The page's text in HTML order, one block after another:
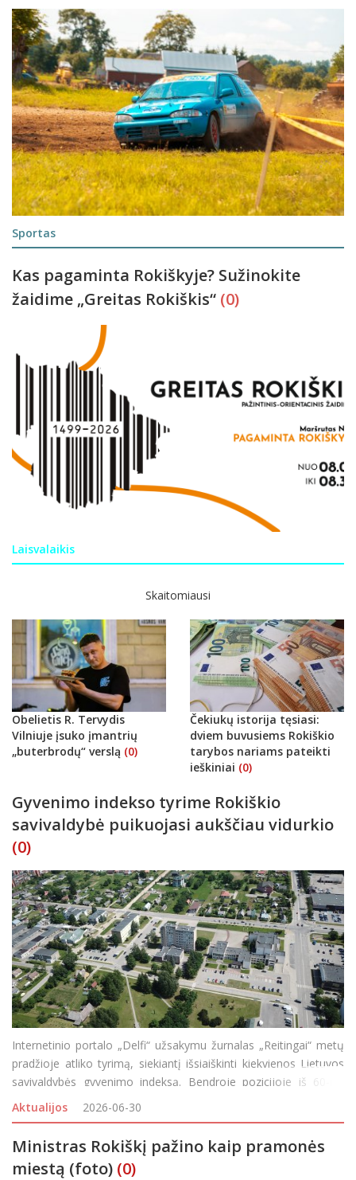
Sportas
Kas pagaminta Rokiškyje? Sužinokite
žaidime „Greitas Rokiškis“ (0)
Laisvalaikis
Skaitomiausi
Obelietis R. Tervydis
Vilniuje įsuko įmantrių
„buterbrodų“ verslą (0)
Čekiukų istorija tęsiasi:
dviem buvusiems Rokiškio
tarybos nariams pateikti
ieškiniai (0)
Gyvenimo indekso tyrime Rokiškio
savivaldybė puikuojasi aukščiau vidurkio
(0)
Internetinio portalo „Delfi“ užsakymu žurnalas „Reitingai“ metų
pradžioje atliko tyrimą, siekiantį išsiaiškinti kiekvienos Lietuvos
savivaldybės gyvenimo indeksą. Bendroje pozicijoje iš 60-ies
šalies savivaldybių Rokiškio pavadinimas puikuoj
Aktualijos 2026-06-30
Ministras Rokiškį pažino kaip pramonės
miestą (foto) (0)